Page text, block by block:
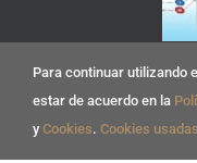
Copyright
Para continuar utilizando
estar de acuerdo en la
y Cookies. Cookies